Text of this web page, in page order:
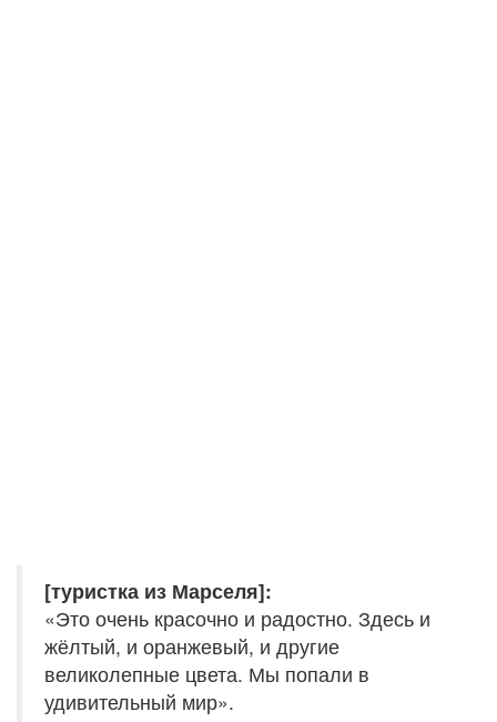
[туристка из Марселя]:
«Это очень красочно и радостно. Здесь и
жёлтый, и оранжевый, и другие
великолепные цвета. Мы попали в
удивительный мир».